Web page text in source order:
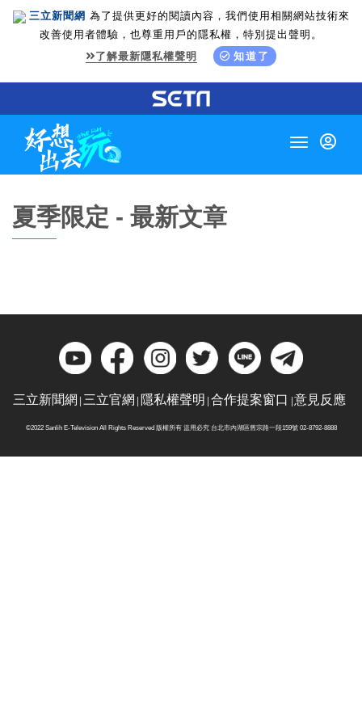
三立新聞網 為了提供更好的閱讀內容，我們使用相關網站技術來
改善使用者體驗，也尊重用戶的隱私權，特別提出聲明。
了解最新隱私權聲明
知道了
Toggle
夏季限定 - 最新文章
三立新聞網 三立官網 隱私權聲明 合作提案窗口 意見反應
©2022 Sanlih E-Television All Rights Reserved 版權所有 盜用必究 台北市內湖區舊宗路一段159號 02-8792-8888